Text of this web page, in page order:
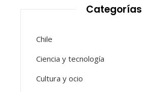
Categorías
Chile
Ciencia y tecnología
Cultura y ocio